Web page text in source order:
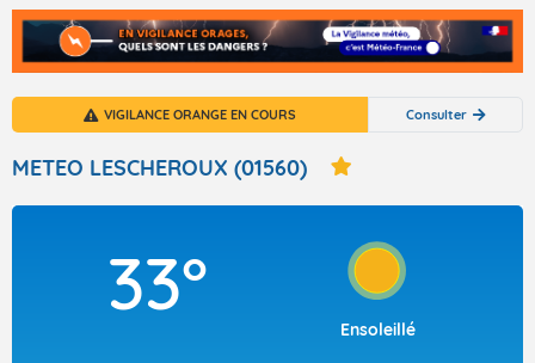
TOUS LES RÉSULTATS
Articles
VIGILANCE ORANGE EN COURS Consulter
METEO LESCHEROUX (01560)
33°
Ensoleillé